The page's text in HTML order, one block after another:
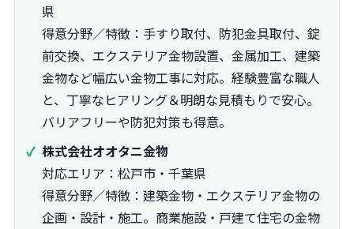
県
得意分野／特徴：手すり取付、防犯金具取付、錠
前交換、エクステリア金物設置、金属加工、建築
金物など幅広い金物工事に対応。経験豊富な職人
と、丁寧なヒアリング＆明朗な見積もりで安心。
バリアフリーや防犯対策も得意。
株式会社オオタニ金物
対応エリア：松戸市・千葉県
得意分野／特徴：建築金物・エクステリア金物の
企画・設計・施工。商業施設・戸建て住宅の金物